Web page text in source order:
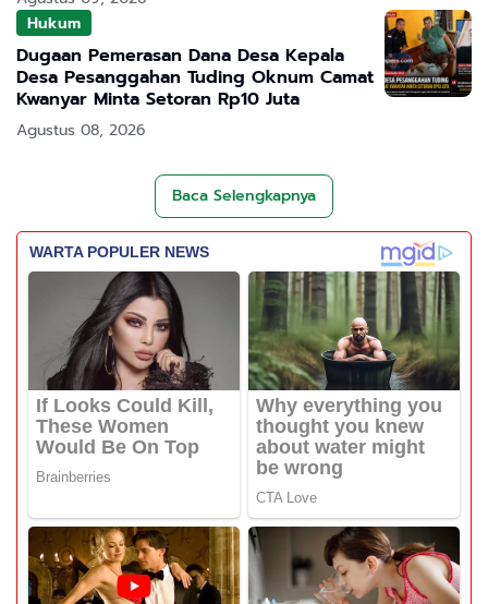
Hukum
Dugaan Pemerasan Dana Desa Kepala
Desa Pesanggahan Tuding Oknum Camat
Kwanyar Minta Setoran Rp10 Juta
Agustus 08, 2026
Baca Selengkapnya